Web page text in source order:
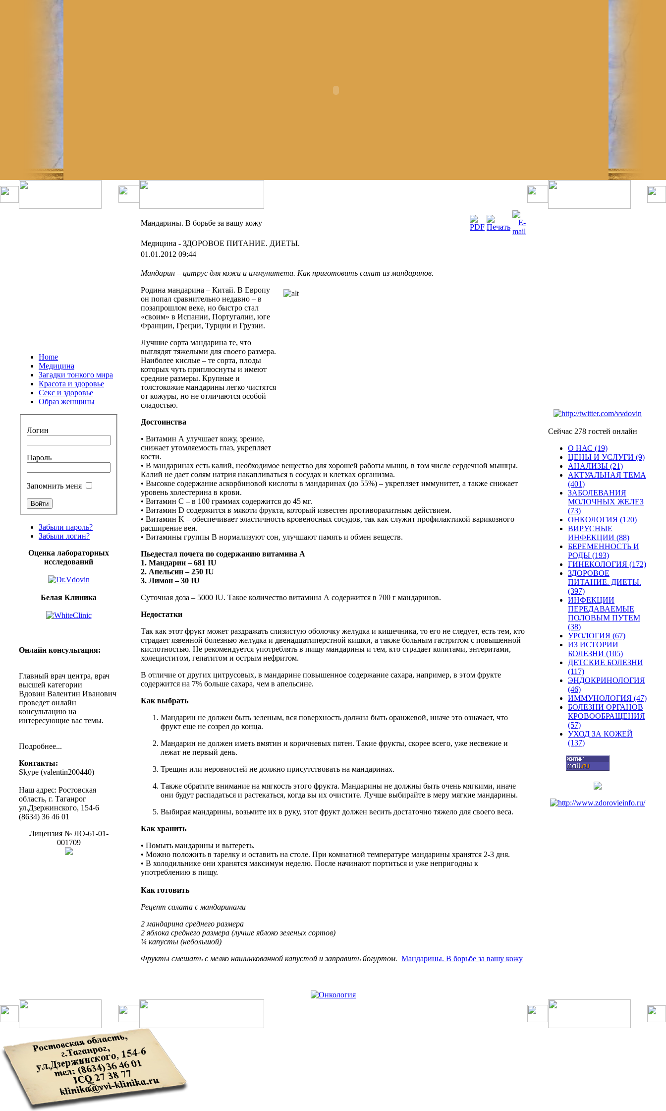
Home
Медицина
Загадки тонкого мира
Красота и здоровье
Секс и здоровье
Образ женщины
Логин
Пароль
Запомнить меня
Забыли пароль?
Забыли логин?
Оценка лабораторных
исследований
Белая Клиника
Онлайн консультация:
Главный врач центра, врач
высшей категории
Вдовин Валентин Иванович
проведет онлайн
консультацию на
интересующие вас темы.
Подробнее...
Контакты:
Skype (valentin200440)
Наш адрес: Ростовская
область, г. Таганрог
ул.Дзержинского, 154-6
(8634) 36 46 01
Лицензия№ ЛО-61-01-
001709
Мандарины. В борьбе за вашу кожу
Медицина - ЗДОРОВОЕ ПИТАНИЕ. ДИЕТЫ.
01.01.2012 09:44
Мандарин – цитрус для кожи и иммунитета. Какприготовить салат из мандаринов.
Родина мандарина – Китай. В Европу
он попал сравнительно недавно – в
позапрошлом веке, но быстро стал
«своим» в Испании, Португалии, юге
Франции, Греции, Турции и Грузии.
Лучшие сорта мандарина те, что
выглядят тяжелыми для своего размера.
Наиболее кислые – те сорта, плоды
которых чуть приплюснуты и имеют
средние размеры. Крупные и
толстокожие мандарины легко чистятся
от кожуры, но не отличаются особой
сладостью.
Достоинства
• Витамин А улучшает кожу, зрение,
снижает утомляемость глаз, укрепляет
кости.
• В мандаринах есть калий, необходимое вещество для хорошей работы мышц, в том числе сердечной мышцы.
Калий не дает солям натрия накапливаться в сосудах и клетках организма.
• Высокое содержание аскорбиновой кислоты в мандаринах (до 55%) – укрепляет иммунитет, а также снижает
уровень холестерина в крови.
• Витамин C – в 100 граммах содержится до 45 мг.
• Витамин D содержится в мякоти фрукта, который известен противорахитным действием.
• Витамин K – обеспечивает эластичность кровеносных сосудов, так как служит профилактикой варикозного
расширение вен.
• Витамины группы B нормализуют сон, улучшают память и обмен веществ.
Пьедестал почета по содержанию витамина А
1. Мандарин– 681 IU
2. Апельсин– 250 IU
3. Лимон– 30 IU
Суточная доза – 5000 IU. Такое количество витамина А содержится в 700 г мандаринов.
Недостатки
Так как этот фрукт может раздражать слизистую оболочку желудка и кишечника, то его не следует, есть тем, кто
страдает язвенной болезнью желудка и двенадцатиперстной кишки, а также больным гастритом с повышенной
кислотностью. Не рекомендуется употреблять в пищу мандарины и тем, кто страдает колитами, энтеритами,
холециститом, гепатитом и острым нефритом.
В отличие от других цитрусовых, в мандарине повышенное содержание сахара, например, в этом фрукте
содержится на 7% больше сахара, чем в апельсине.
Как выбрать
Мандарин не должен быть зеленым, вся поверхность должна быть оранжевой, иначе это означает, что
фрукт еще не созрел до конца.
Мандарин не должен иметь вмятин и коричневых пятен. Такие фрукты, скорее всего, уже несвежие и
лежат не первый день.
Трещин или неровностей не должно присутствовать на мандаринах.
Также обратите внимание на мягкость этого фрукта. Мандарины не должны быть очень мягкими, иначе
они будут распадаться и растекаться, когда вы их очистите. Лучше выбирайте в меру мягкие мандарины.
Выбирая мандарины, возьмите их в руку, этот фрукт должен весить достаточно тяжело для своего веса.
Как хранить
• Помыть мандарины и вытереть.
• Можно положить в тарелку и оставить на столе. При комнатной температуре мандарины хранятся 2-3 дня.
• В холодильнике они хранятся максимум неделю. После начинают портиться и уже непригодны к
употреблению в пищу.
Как готовить
Рецепт салата с мандаринами
2 мандарина среднего размера
2 яблока среднего размера (лучше яблоко зеленых сортов)
¼ капусты (небольшой)
Фрукты смешать с мелко нашинкованной капустой изаправить йогуртом. Мандарины. В борьбе за вашу кожу
Сейчас 278 гостей онлайн
О НАС (19)
ЦЕНЫ И УСЛУГИ (9)
АНАЛИЗЫ (21)
АКТУАЛЬНАЯ ТЕМА
(401)
ЗАБОЛЕВАНИЯ
МОЛОЧНЫХ ЖЕЛЕЗ
(73)
ОНКОЛОГИЯ (120)
ВИРУСНЫЕ
ИНФЕКЦИИ (88)
БЕРЕМЕННОСТЬ И
РОДЫ (193)
ГИНЕКОЛОГИЯ (172)
ЗДОРОВОЕ
ПИТАНИЕ. ДИЕТЫ.
(397)
ИНФЕКЦИИ
ПЕРЕДАВАЕМЫЕ
ПОЛОВЫМ ПУТЕМ
(38)
УРОЛОГИЯ (67)
ИЗ ИСТОРИИ
БОЛЕЗНИ (105)
ДЕТСКИЕ БОЛЕЗНИ
(117)
ЭНДОКРИНОЛОГИЯ
(46)
ИММУНОЛОГИЯ (47)
БОЛЕЗНИ ОРГАНОВ
КРОВООБРАЩЕНИЯ
(57)
УХОД ЗА КОЖЕЙ
(137)